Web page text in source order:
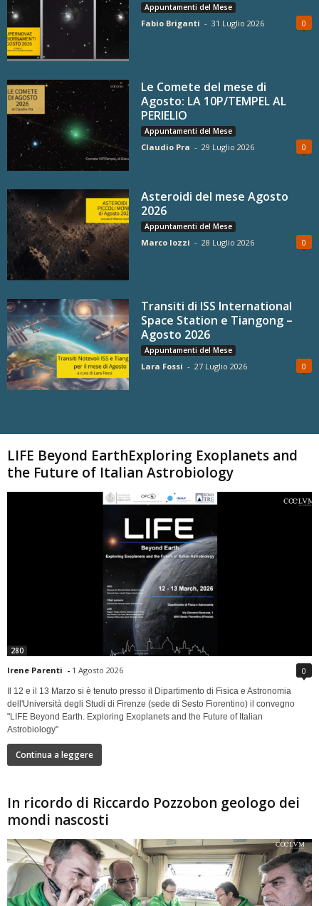
Appuntamenti del Mese
Fabio Briganti - 31 Luglio 2026 0
Le Comete del mese di
Agosto: LA 10P/TEMPEL AL
PERIELIO
Appuntamenti del Mese
Claudio Pra - 29 Luglio 2026 0
Asteroidi del mese Agosto
2026
Appuntamenti del Mese
Marco Iozzi - 28 Luglio 2026 0
Transiti di ISS International
Space Station e Tiangong –
Agosto 2026
Appuntamenti del Mese
Lara Fossi - 27 Luglio 2026 0
LIFE Beyond EarthExploring Exoplanets and
the Future of Italian Astrobiology
280
Irene Parenti - 1 Agosto 2026 0
Il 12 e il 13 Marzo si è tenuto presso il Dipartimento di Fisica e Astronomia
dell'Università degli Studi di Firenze (sede di Sesto Fiorentino) il convegno
"LIFE Beyond Earth. Exploring Exoplanets and the Future of Italian
Astrobiology"
Continua a leggere
In ricordo di Riccardo Pozzobon geologo dei
mondi nascosti